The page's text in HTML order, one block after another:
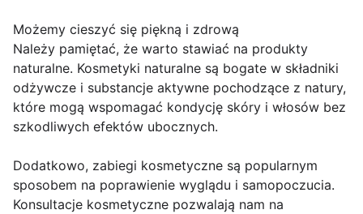
Możemy cieszyć się piękną i zdrową
Należy pamiętać, że warto stawiać na produkty
naturalne. Kosmetyki naturalne są bogate w składniki
odżywcze i substancje aktywne pochodzące z natury,
które mogą wspomagać kondycję skóry i włosów bez
szkodliwych efektów ubocznych.
Dodatkowo, zabiegi kosmetyczne są popularnym
sposobem na poprawienie wyglądu i samopoczucia.
Konsultacje kosmetyczne pozwalają nam na